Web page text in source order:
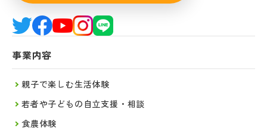
事業内容
親子で楽しむ生活体験
若者や子どもの自立支援・相談
食農体験